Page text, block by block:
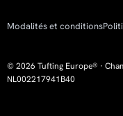
Modalités et conditions
© 2026 Tufting Europe® ·
NL002217941B40